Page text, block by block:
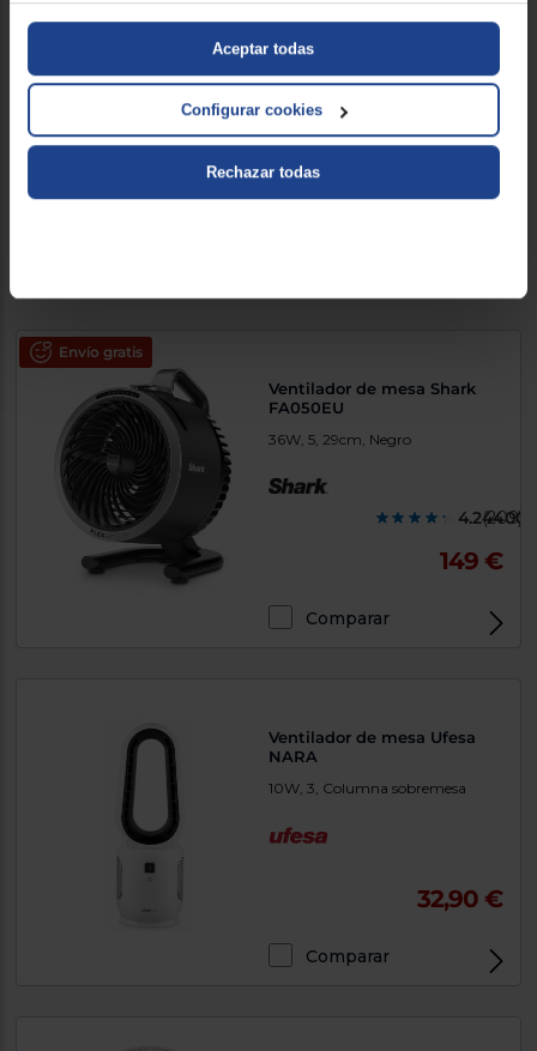
Aceptar todas
Configurar cookies
Rechazar todas
Ventilador de mesa S&P
55W, 3, 40cm, Blanco
Envío gratis
Ventilador de mesa Shark
FA050EU
36W, 5, 29cm, Negro
(209)
149 €
Comparar
Ventilador de mesa Ufesa
NARA
10W, 3, Columna sobremesa
32,90 €
Comparar